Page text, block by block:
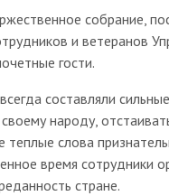
собрание,
и ветеранов
гости.
составляли
народу,
теплые слова
время сотрудники
стране.